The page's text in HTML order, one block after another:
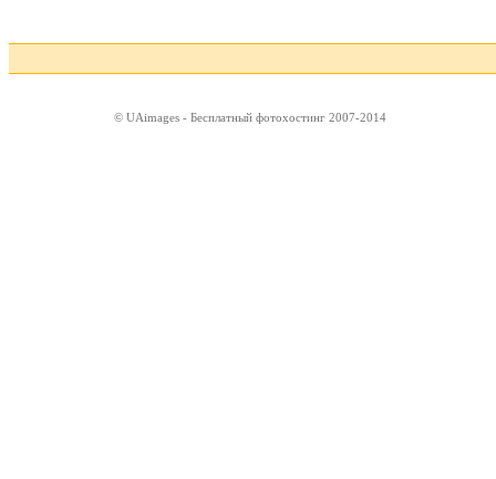
© UAimages - Бесплатный фотохостинг 2007-2014